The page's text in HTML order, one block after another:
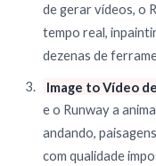
de gerar vídeos, o
tempo real,
dezenas de
Image to Vídeo
e o Runway a
andando,
com qualidade